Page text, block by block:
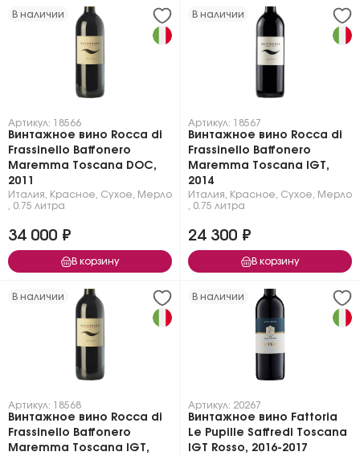
В наличии
Артикул: 18566
Винтажное вино Rocca di
Frassinello Baffonero
Maremma Toscana DOC,
2011
Италия Красное Сухое
Мерло
0.75 литра
34 000 ₽
В корзину
В наличии
Артикул: 18567
Винтажное вино Rocca di
Frassinello Baffonero
Maremma Toscana IGT,
2014
Италия Красное Сухое
Мерло
0.75 литра
24 300 ₽
В корзину
В наличии
Артикул: 18568
Винтажное вино Rocca di
Frassinello Baffonero
Maremma Toscana IGT,
В наличии
Артикул: 20267
Винтажное вино Fattoria
Le Pupille Saffredi Toscana
IGT Rosso, 2016-2017